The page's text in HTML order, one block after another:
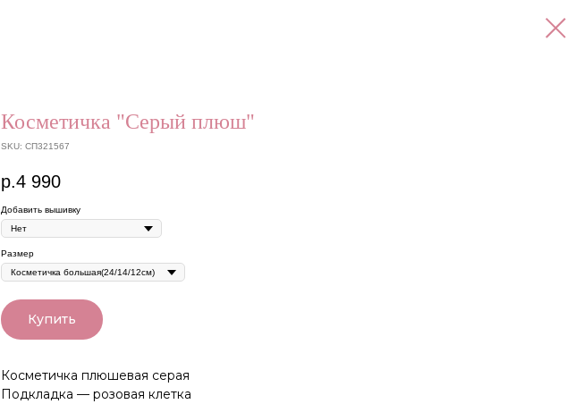
Косметичка "Серый плюш"
SKU: СП321567
р.4 990
Добавить вышивку
Размер
Купить
Косметичка плюшевая серая
Подкладка — розовая клетка